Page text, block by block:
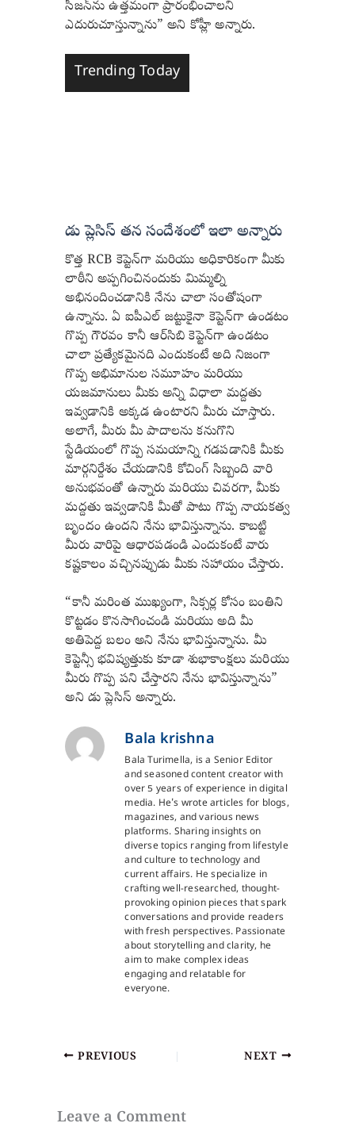
సీజన్‌ను ఉత్తమంగా ప్రారంభించాలని
ఎదురుచూస్తున్నాను” అని కోహ్లీ అన్నారు.
Trending Today
డు ప్లెసిస్ తన సందేశంలో ఇలా అన్నారు
కొత్త RCB కెప్టెన్‌గా మరియు అధికారికంగా మీకు
లాఠీని అప్పగించినందుకు మిమ్మల్ని
అభినందించడానికి నేను చాలా సంతోషంగా
ఉన్నాను. ఏ ఐపీఎల్ జట్టుకైనా కెప్టెన్‌గా ఉండటం
గొప్ప గౌరవం కానీ ఆర్‌సిబి కెప్టెన్‌గా ఉండటం
చాలా ప్రత్యేకమైనది ఎందుకంటే అది నిజంగా
గొప్ప అభిమానుల సమూహం మరియు
యజమానులు మీకు అన్ని విధాలా మద్దతు
ఇవ్వడానికి అక్కడ ఉంటారని మీరు చూస్తారు.
అలాగే, మీరు మీ పాదాలను కనుగొని
స్టేడియంలో గొప్ప సమయాన్ని గడపడానికి మీకు
మార్గనిర్దేశం చేయడానికి కోచింగ్ సిబ్బంది వారి
అనుభవంతో ఉన్నారు మరియు చివరగా, మీకు
మద్దతు ఇవ్వడానికి మీతో పాటు గొప్ప నాయకత్వ
బృందం ఉందని నేను భావిస్తున్నాను. కాబట్టి
మీరు వారిపై ఆధారపడండి ఎందుకంటే వారు
కష్టకాలం వచ్చినప్పుడు మీకు సహాయం చేస్తారు.
“కానీ మరింత ముఖ్యంగా, సిక్సర్ల కోసం బంతిని
కొట్టడం కొనసాగించండి మరియు అది మీ
అతిపెద్ద బలం అని నేను భావిస్తున్నాను. మీ
కెప్టెన్సీ భవిష్యత్తుకు కూడా శుభాకాంక్షలు మరియు
మీరు గొప్ప పని చేస్తారని నేను భావిస్తున్నాను”
అని డు ప్లెసిస్ అన్నారు.
Bala krishna
Bala Turimella, is a Senior Editor
and seasoned content creator with
over 5 years of experience in digital
media. He's wrote articles for blogs,
magazines, and various news
platforms. Sharing insights on
diverse topics ranging from lifestyle
and culture to technology and
current affairs. He specialize in
crafting well-researched, thought-
provoking opinion pieces that spark
conversations and provide readers
with fresh perspectives. Passionate
about storytelling and clarity, he
aim to make complex ideas
engaging and relatable for
everyone.
PREVIOUS NEXT
Leave a Comment